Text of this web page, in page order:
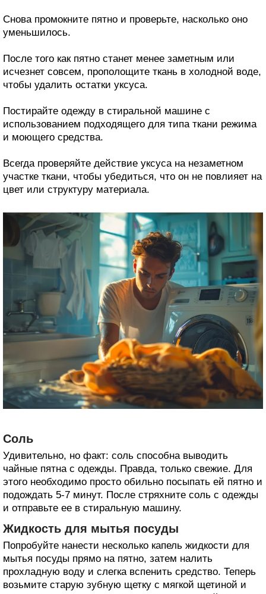
Снова промокните пятно и проверьте, насколько оно
уменьшилось.
После того как пятно станет менее заметным или
исчезнет совсем, прополощите ткань в холодной воде,
чтобы удалить остатки уксуса.
Постирайте одежду в стиральной машине с
использованием подходящего для типа ткани режима
и моющего средства.
Всегда проверяйте действие уксуса на незаметном
участке ткани, чтобы убедиться, что он не повлияет на
цвет или структуру материала.
Соль
Удивительно, но факт: соль способна выводить
чайные пятна с одежды. Правда, только свежие. Для
этого необходимо просто обильно посыпать ей пятно и
подождать 5-7 минут. После стряхните соль с одежды
и отправьте ее в стиральную машину.
Жидкость для мытья посуды
Попробуйте нанести несколько капель жидкости для
мытья посуды прямо на пятно, затем налить
прохладную воду и слегка вспенить средство. Теперь
возьмите старую зубную щетку с мягкой щетиной и